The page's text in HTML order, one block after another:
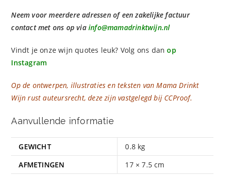
Neem voor meerdere adressen of een zakelijke factuur
contact met ons op viainfo@mamadrinktwijn.nl
Vindt je onze wijn quotes leuk? Volg ons dan op
Instagram
Op de ontwerpen, illustraties en teksten van Mama Drinkt
Wijn rust auteursrecht, deze zijn vastgelegd bij CCProof.
Aanvullende informatie
GEWICHT
0.8 kg
AFMETINGEN
17 × 7.5 cm